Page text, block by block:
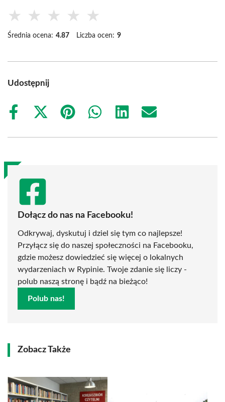
★ ★ ★ ★ ★
Średnia ocena: 4.87 Liczba ocen: 9
Udostępnij
Share
Share
(Twitter)
Share
Share
Share
Share
Dołącz do nas na Facebooku!
Odkrywaj, dyskutuj i dziel się tym co najlepsze!
Przyłącz się do naszej społeczności na Facebooku,
gdzie możesz dowiedzieć się więcej o lokalnych
wydarzeniach w Rypinie. Twoje zdanie się liczy -
polub naszą stronę i bądź na bieżąco!
Polub nas!
Zobacz Także